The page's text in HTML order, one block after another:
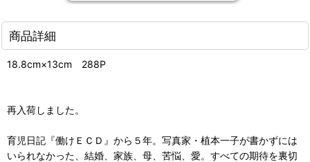
商品詳細
18.8cm×13cm 288P
再入荷しました。
育児日記『働けＥＣＤ』から５年。写真家・植本一子が書かずには
いられなかった、結婚、家族、母、苦悩、愛。すべての期待を裏切